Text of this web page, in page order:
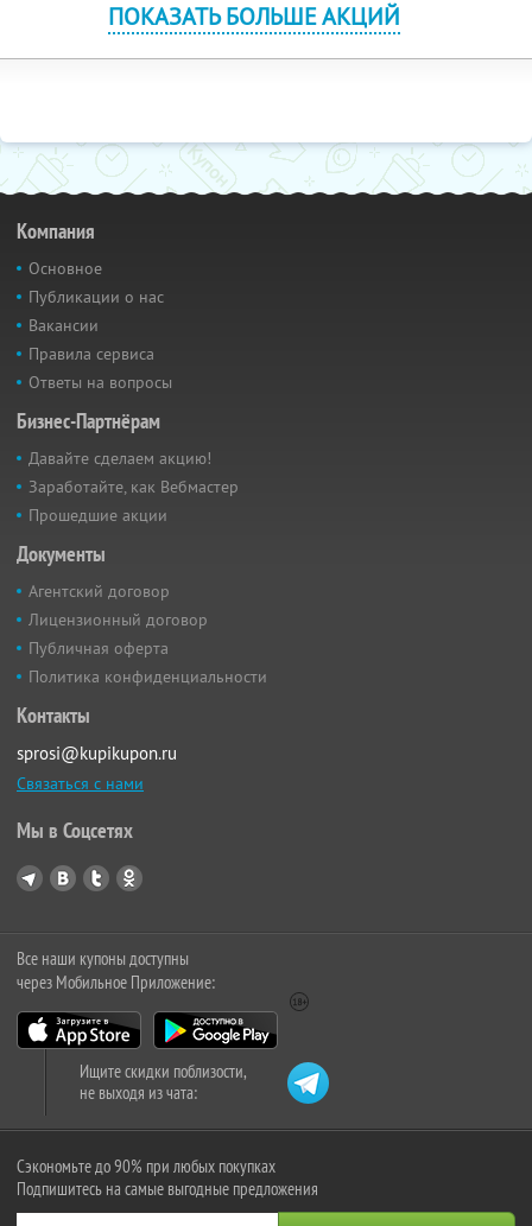
ПОКАЗАТЬ БОЛЬШЕ АКЦИЙ
Компания
Основное
Публикации о нас
Вакансии
Правила сервиса
Ответы на вопросы
Бизнес-Партнёрам
Давайте сделаем акцию!
Заработайте, как Вебмастер
Прошедшие акции
Документы
Агентский договор
Лицензионный договор
Публичная оферта
Политика конфиденциальности
Контакты
sprosi@kupikupon.ru
Связаться с нами
Мы в Соцсетях
Все наши купоны доступны
через Мобильное Приложение:
Ищите скидки поблизости,
не выходя из чата:
Сэкономьте до 90% при любых покупках
Подпишитесь на самые выгодные предложения